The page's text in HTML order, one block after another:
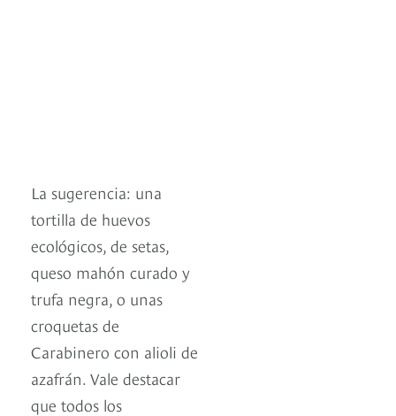
La sugerencia: una
tortilla de huevos
ecológicos, de setas,
queso mahón curado y
trufa negra, o unas
croquetas de
Carabinero con alioli de
azafrán. Vale destacar
que todos los